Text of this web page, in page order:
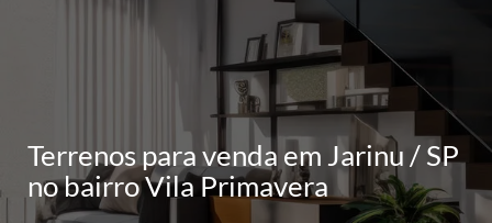
Terrenos para venda em Jarinu / SP
no bairro Vila Primavera